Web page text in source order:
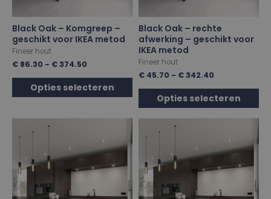
Black Oak – Komgreep –
geschikt voor IKEA metod
Fineer hout
€ 86.30 - €374.50
Opties selecteren
Black Oak – rechte
afwerking – geschikt voor
IKEA metod
Fineer hout
€ 45.70 - €342.40
Opties selecteren